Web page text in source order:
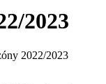
2023
2022/2023